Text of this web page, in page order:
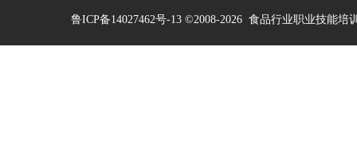
鲁ICP备14027462号-13©2008-2026 食品行业职业技能培